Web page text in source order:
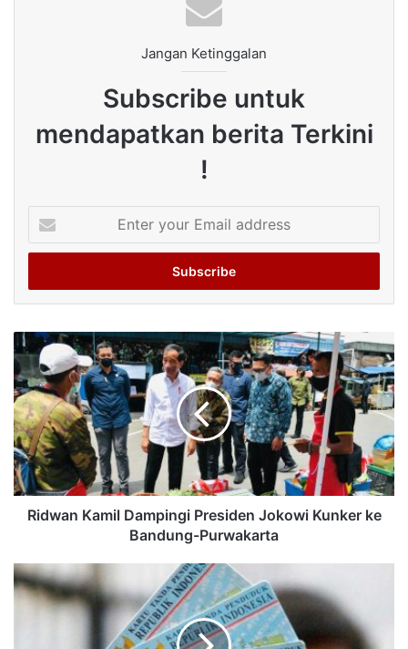
Jangan Ketinggalan
Subscribe untuk
mendapatkan berita Terkini
!
your
Email
Ridwan Kamil Dampingi Presiden Jokowi Kunker ke
Bandung-Purwakarta